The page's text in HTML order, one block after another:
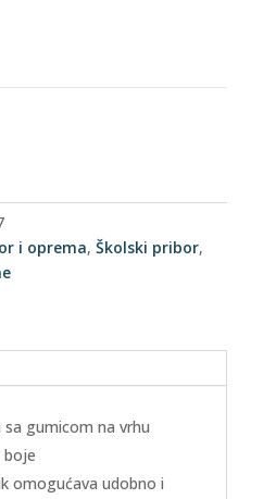
i oprema, Školski pribor,
sa gumicom na vrhu
boje
omogućava udobno i